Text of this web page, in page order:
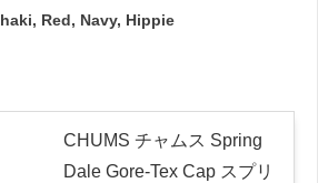
Red, Navy, Hippie
CHUMS チャムス Spring
Dale Gore-Tex Cap スプリ